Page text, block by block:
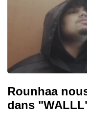
Rounhaa
dans